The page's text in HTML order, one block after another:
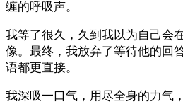
缠的呼吸声。
我等了很久，久到我以为自己会
像。最终，我放弃了等待他的回
语都更直接。
我深吸一口气，用尽全身的力气